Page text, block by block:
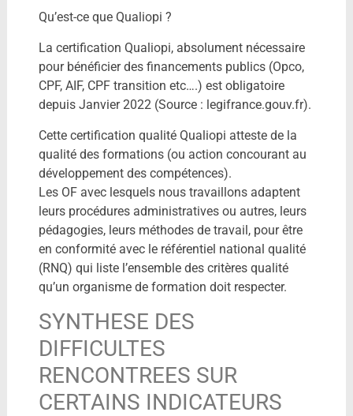
Qu’est-ce que Qualiopi ?
La certification Qualiopi, absolument nécessaire
pour bénéficier des financements publics (Opco,
CPF, AIF, CPF transition etc….) est obligatoire
depuis Janvier 2022 (Source : legifrance.gouv.fr).
Cette certification qualité Qualiopi atteste de la
qualité des formations (ou action concourant au
développement des compétences).
Les OF avec lesquels nous travaillons adaptent
leurs procédures administratives ou autres, leurs
pédagogies, leurs méthodes de travail, pour être
en conformité avec le référentiel national qualité
(RNQ) qui liste l’ensemble des critères qualité
qu’un organisme de formation doit respecter.
SYNTHESE DES
DIFFICULTES
RENCONTREES SUR
CERTAINS INDICATEURS